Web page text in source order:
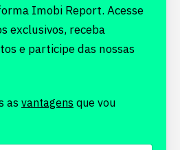
Imobi Report. Acesse
exclusivos, receba
e participe das nossas
as vantagens que vou